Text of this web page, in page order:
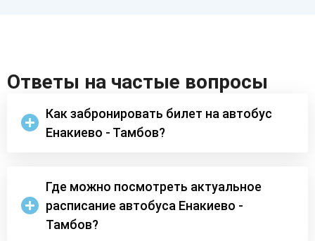
Ответы на частые вопросы
Как забронировать билет на автобус
Енакиево - Тамбов?
Где можно посмотреть актуальное
расписание автобуса Енакиево -
Тамбов?